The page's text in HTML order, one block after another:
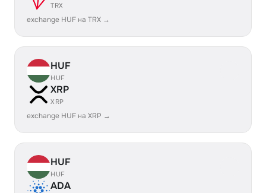
TRX
exchange HUF на TRX →
HUF
HUF
XRP
XRP
exchange HUF на XRP →
HUF
HUF
ADA